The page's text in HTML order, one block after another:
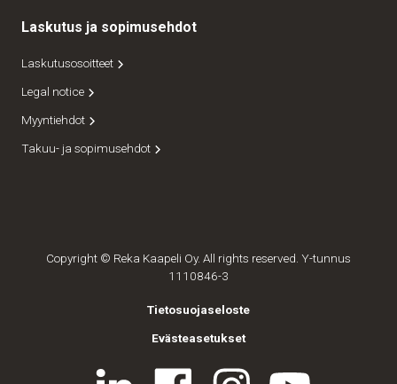
Laskutus ja sopimusehdot
Laskutusosoitteet
Legal notice
Myyntiehdot
Takuu- ja sopimusehdot
Copyright © Reka Kaapeli Oy. All rights reserved. Y-tunnus
1110846-3
Tietosuojaseloste
Evästeasetukset